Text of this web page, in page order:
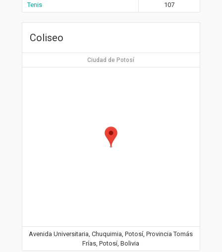
Tenis
107
Coliseo
Ciudad de Potosí
Avenida Universitaria, Chuquimia, Potosí, Provincia Tomás
Frías, Potosí, Bolivia